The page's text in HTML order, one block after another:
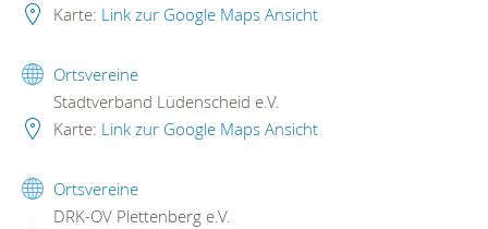
Karte: Link zur Google Maps Ansicht
Ortsvereine
Stadtverband Lüdenscheid e.V.
Karte: Link zur Google Maps Ansicht
Ortsvereine
DRK-OV Plettenberg e.V.